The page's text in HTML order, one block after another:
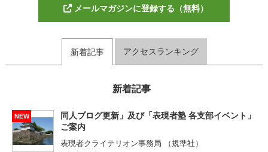
メールマガジンに登録する（無料）
新着記事 アクセスランキング
新着記事
NEW
同人ブログ更新」及び「表現者塾 各支部イベント」
ご案内
表現者クライテリオン事務局 （規準社）